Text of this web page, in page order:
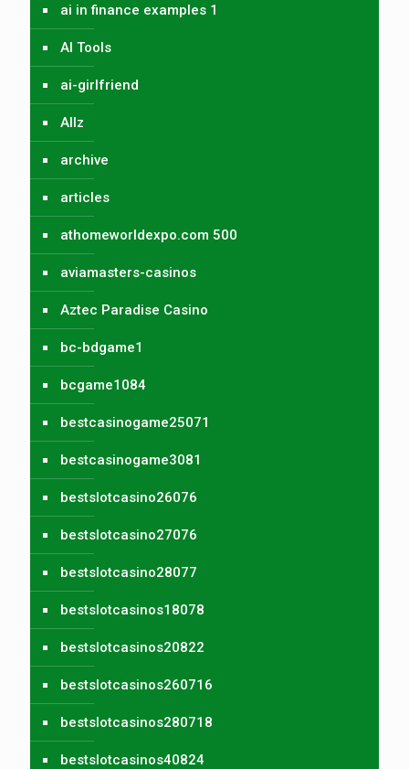
ai in finance examples 1
AI Tools
ai-girlfriend
Allz
archive
articles
athomeworldexpo.com 500
aviamasters-casinos
Aztec Paradise Casino
bc-bdgame1
bcgame1084
bestcasinogame25071
bestcasinogame3081
bestslotcasino26076
bestslotcasino27076
bestslotcasino28077
bestslotcasinos18078
bestslotcasinos20822
bestslotcasinos260716
bestslotcasinos280718
bestslotcasinos40824